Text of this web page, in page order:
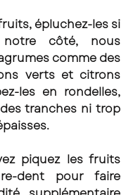
épluchez-les si
côté, nous
comme des
verts et citrons
les en rondelles,
tranches ni trop
piquez les fruits
dent pour faire